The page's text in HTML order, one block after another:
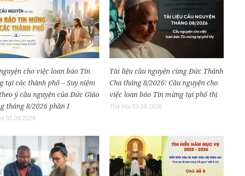
cho việc loan báo Tin
tại các thành phố – Suy niệm
ý cầu nguyện của Đức Giáo
tháng 8/2026 phần I
05.08.2026
Tài liệu cầu nguyện cùng Đức Thánh
Cha tháng 8/2026: Cầu nguyện cho
việc loan báo Tin mừng tại phố thị
Thứ Hai 03.08.2026